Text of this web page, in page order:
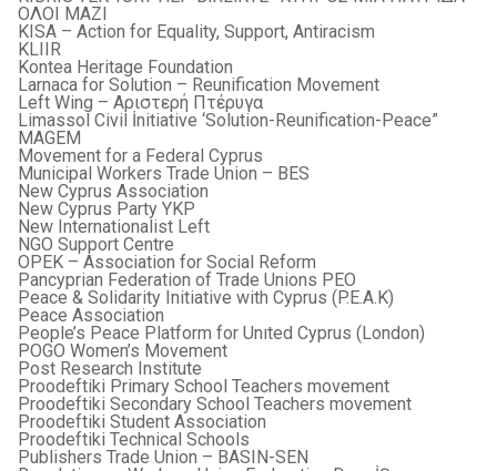
ΟΛOΙ ΜΑΖΙ
KISA – Action for Equality, Support, Antiracism
KLIIR
Kontea Heritage Foundation
Larnaca for Solution – Reunification Movement
Left Wing – Αριστερή Πτέρυγα
Limassol Civil İnitiative ‘Solution-Reunification-Peace”
MAGEM
Movement for a Federal Cyprus
Municipal Workers Trade Union – BES
New Cyprus Association
New Cyprus Party YKP
New Internationalist Left
NGO Support Centre
OPEK – Association for Social Reform
Pancyprian Federation of Trade Unions PEO
Peace & Solidarity Initiative with Cyprus (P.E.A.K)
Peace Association
People’s Peace Platform for Unıted Cyprus (London)
POGO Women’s Movement
Post Research Institute
Proodeftiki Primary School Teachers movement
Proodeftiki Secondary School Teachers movement
Proodeftiki Student Association
Proodeftiki Technical Schools
Publishers Trade Union – BASIN-SEN